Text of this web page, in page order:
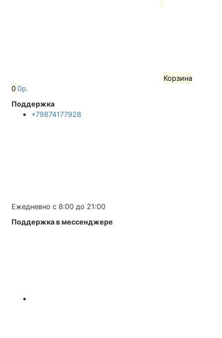
Корзина
0 0р.
Поддержка
+79874177928
Ежедневно с 8:00 до 21:00
Поддержка в мессенджере